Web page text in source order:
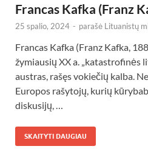
Francas Kafka (Franz
25 spalio, 2024 - parašė Lituanistų
Francas Kafka (Franz Kafka,
žymiausių XX a. „katastrofinės
austras, rašęs vokiečių kalba.
Europos rašytojų, kurių
diskusijų, …
SKAITYTI DAUGIAU